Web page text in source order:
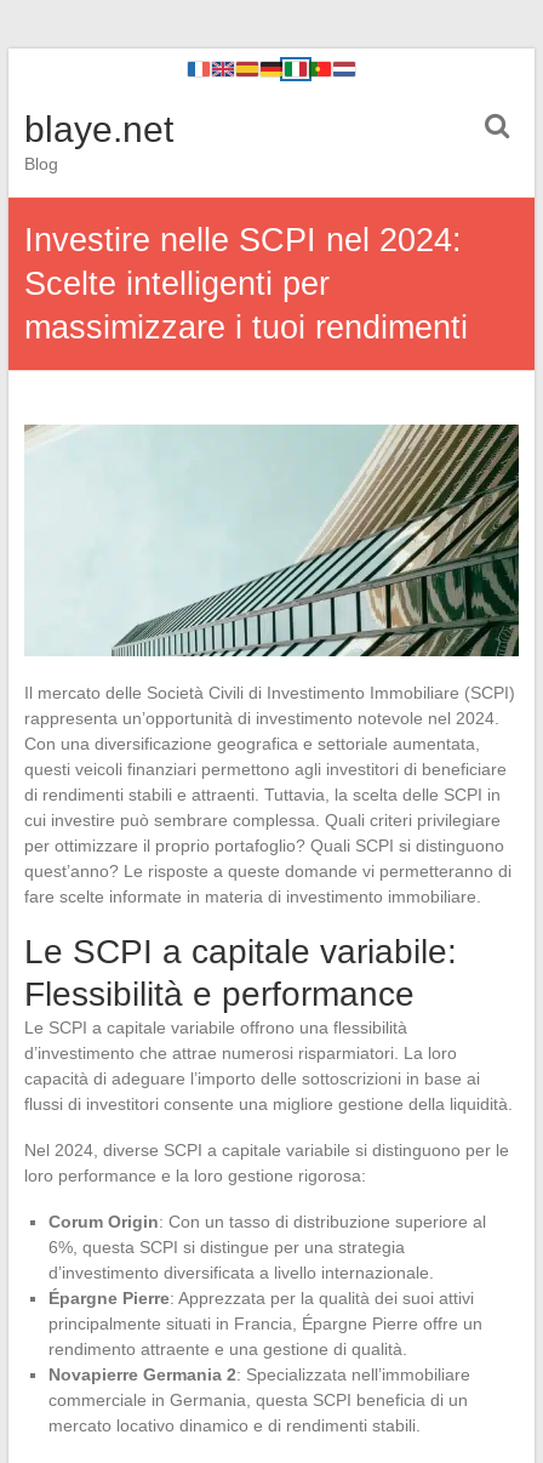
blaye.net
Blog
Investire nelle SCPI nel 2024:
Scelte intelligenti per
massimizzare i tuoi rendimenti
Il mercato delle Società Civili di Investimento Immobiliare (SCPI)
rappresenta un’opportunità di investimento notevole nel 2024.
Con una diversificazione geografica e settoriale aumentata,
questi veicoli finanziari permettono agli investitori di beneficiare
di rendimenti stabili e attraenti. Tuttavia, la scelta delle SCPI in
cui investire può sembrare complessa. Quali criteri privilegiare
per ottimizzare il proprio portafoglio? Quali SCPI si distinguono
quest’anno? Le risposte a queste domande vi permetteranno di
fare scelte informate in materia di investimento immobiliare.
Le SCPI a capitale variabile:
Flessibilità e performance
Le SCPI a capitale variabile offrono una flessibilità
d’investimento che attrae numerosi risparmiatori. La loro
capacità di adeguare l’importo delle sottoscrizioni in base ai
flussi di investitori consente una migliore gestione della liquidità.
Nel 2024, diverse SCPI a capitale variabile si distinguono per le
loro performance e la loro gestione rigorosa:
Corum Origin: Con un tasso di distribuzione superiore al
6%, questa SCPI si distingue per una strategia
d’investimento diversificata a livello internazionale.
Épargne Pierre: Apprezzata per la qualità dei suoi attivi
principalmente situati in Francia, Épargne Pierre offre un
rendimento attraente e una gestione di qualità.
Novapierre Germania 2: Specializzata nell’immobiliare
commerciale in Germania, questa SCPI beneficia di un
mercato locativo dinamico e di rendimenti stabili.